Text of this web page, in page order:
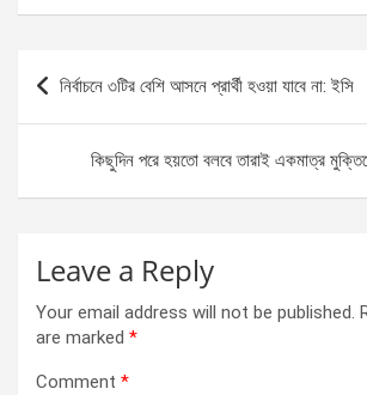
ce
b
o
o
k
se
g
er
at
A
p
p
ar
e
Post
navigation
নির্বাচনে ৩টির বেশি আসনে প্রার্থী হওয়া যাবে না: ইসি
কিছুদিন পরে হয়তো বলবে তারাই একমাত্র
Leave a Reply
Your email address will not be published.
are marked *
Comment *